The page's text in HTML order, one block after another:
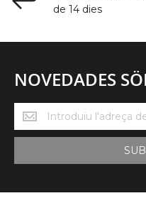
de 14 dies
NOVEDADES
Novedades
Söll